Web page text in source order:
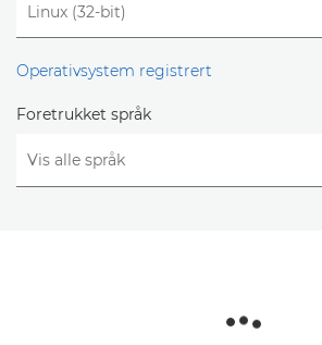
Operativsystem registrert
Foretrukket språk